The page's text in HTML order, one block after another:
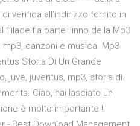
verifica all’indirizzo fornito in
parte l’inno della Mp3
canzoni e musica. Mp3
Storia Di Un Grande
juve, juventus, mp3, storia di
Ciao, hai lasciato un
è molto importante !